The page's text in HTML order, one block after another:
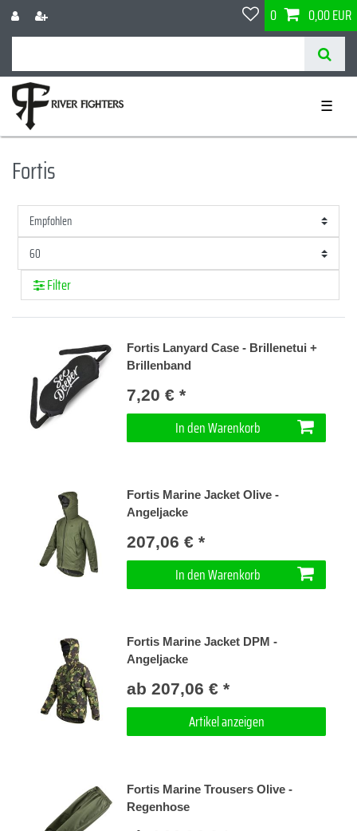
0 0,00 EUR
☰
Fortis
Filter
Fortis Lanyard Case - Brillenetui +
Brillenband
7,20 € *
In den Warenkorb
Fortis Marine Jacket Olive -
Angeljacke
207,06 € *
In den Warenkorb
Fortis Marine Jacket DPM -
Angeljacke
ab 207,06 € *
Artikel anzeigen
Fortis Marine Trousers Olive -
Regenhose